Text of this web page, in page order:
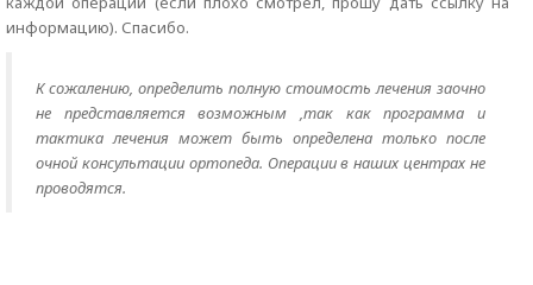
информацию). Спасибо.
К сожалению, определить полную стоимость лечения заочно
не представляется возможным ,так как программа и
тактика лечения может быть определена только после
очной консультации ортопеда. Операции в наших центрах не
проводятся.